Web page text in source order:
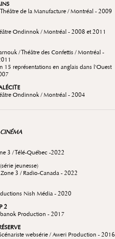
de la Manufacture / Montréal - 2009
Ondinnok / Montréal - 2008 et 2011
/ Théâtre des Confettis / Montréal -
15 représentations en anglais dans l'Ouest
Ondinnok / Montréal - 2004
3 / Télé-Québec -2022
(série jeunesse)
3 / Radio-Canada - 2022
Nish Média - 2020
2
Production - 2017
websérie / Aweri Production - 2016